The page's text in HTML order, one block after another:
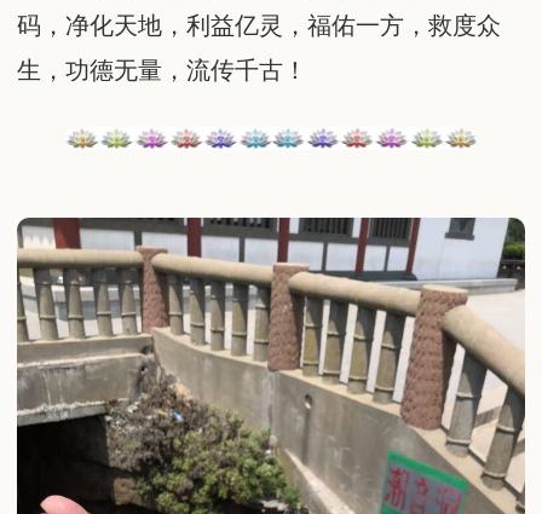
码，净化天地，利益亿灵，福佑一方，救度众
生，功德无量，流传千古！